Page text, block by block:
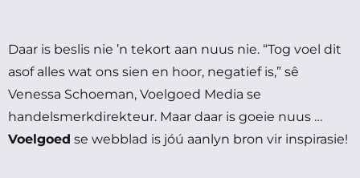
Daar is beslis nie ’n tekort aan nuus nie. “Tog voel dit
asof alles wat ons sien en hoor, negatief is,” sê
Venessa Schoeman, Voelgoed Media se
handelsmerkdirekteur. Maar daar is goeie nuus …
Voelgoed se webblad is jóú aanlyn bron vir inspirasie!